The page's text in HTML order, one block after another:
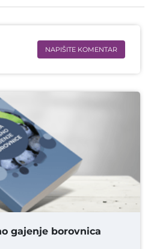
NAPIŠITE KOMENTAR
gajenje borovnica